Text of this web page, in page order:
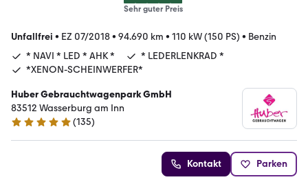
Sehr guter Preis
Unfallfrei • EZ 07/2018• 94.690 km • 110 kW (150 PS) • Benzin
* NAVI * LED * AHK *
* LEDERLENKRAD *
*XENON-SCHEINWERFER*
Huber Gebrauchtwagenpark GmbH
83512 Wasserburg am Inn
5 Sterne
(135)
Kontakt Parken